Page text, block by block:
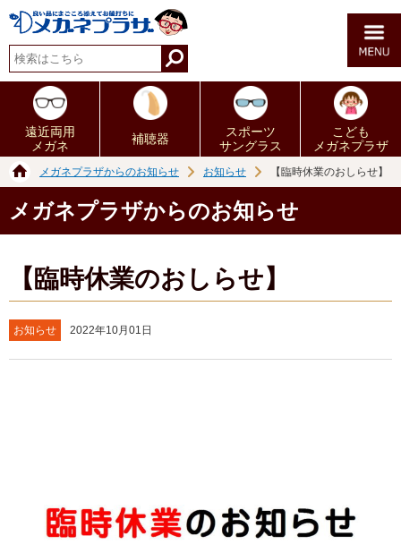
遠近両用
メガネ
補聴器
スポーツ
サングラス
こども
メガネプラザ
メガネプラザからのお知らせ お知らせ 【臨時休業のおしらせ】
メガネプラザからのお知らせ
【臨時休業のおしらせ】
お知らせ 2022年10月01日